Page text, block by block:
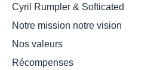
Cyril Rumpler & Softicated
Notre mission notre vision
Nos valeurs
Récompenses